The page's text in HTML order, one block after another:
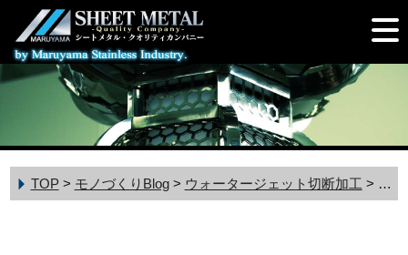
TOP> モノづくりBlog> ウォータージェット切断加工 >